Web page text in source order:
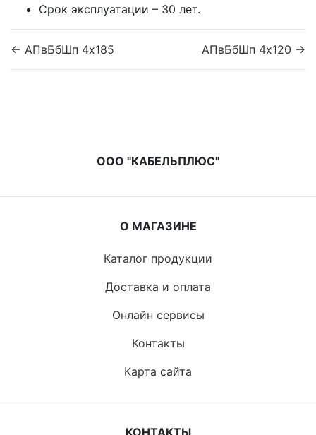
Срок эксплуатации – 30 лет.
← АПвБбШп 4x185 АПвБбШп 4x120 →
ООО "КАБЕЛЬПЛЮС"
О МАГАЗИНЕ
Каталог продукции
Доставка и оплата
Онлайн сервисы
Контакты
Карта сайта
КОНТАКТЫ